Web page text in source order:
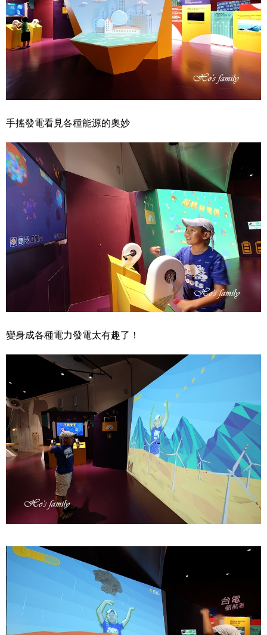
手搖發電看見各種能源的奧妙
變身成各種電力發電太有趣了！